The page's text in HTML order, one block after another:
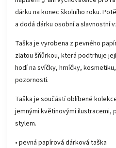
dárku na konec školního roku.
a dodá dárku osobní a slavnostní
Taška je vyrobena z pevného
zlatou šňůrkou, která podtrhuje
hodí na svíčky, hrníčky,
pozornosti.
Taška je součástí oblíbené
jemnými květinovými ilustracemi,
stylem.
• pevná papírová dárková taška